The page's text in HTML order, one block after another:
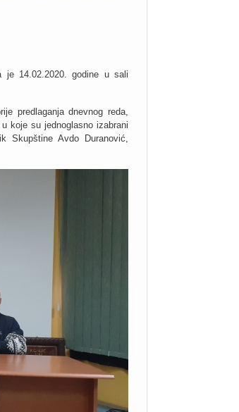
je 14.02.2020. godine u sali
predlaganja dnevnog reda,
koje su jednoglasno izabrani
Skupštine Avdo Duranović,